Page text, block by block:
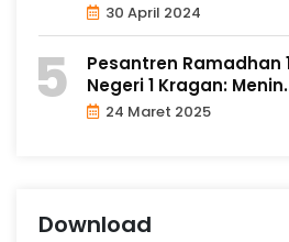
30 April 2024
Pesantren Ramadhan
Negeri 1 Kragan:
24 Maret 2025
Download